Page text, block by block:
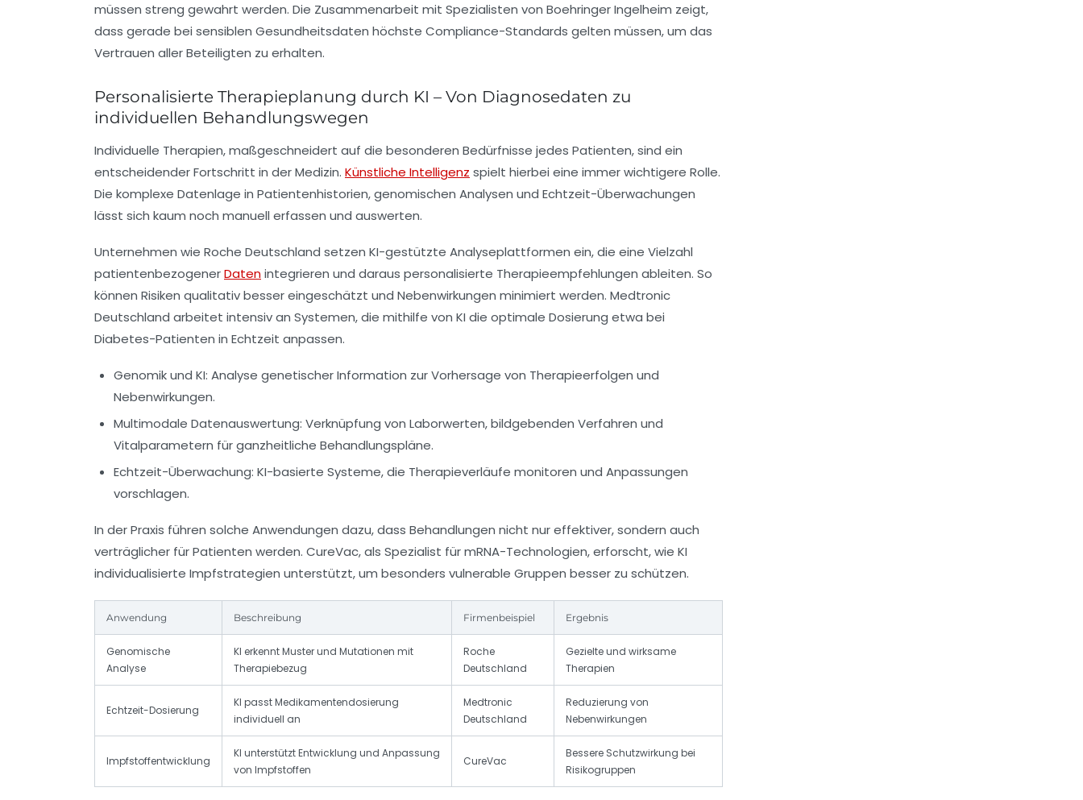
müssen streng gewahrt werden. Die Zusammenarbeit mit Spezialisten von Boehringer Ingelheim zeigt,
dass gerade bei sensiblen Gesundheitsdaten höchste Compliance-Standards gelten müssen, um das
Vertrauen aller Beteiligten zu erhalten.
Personalisierte Therapieplanung durch KI – Von Diagnosedaten zu
individuellen Behandlungswegen
Individuelle Therapien, maßgeschneidert auf die besonderen Bedürfnisse jedes Patienten, sind ein
entscheidender Fortschritt in der Medizin. Künstliche Intelligenz spielt hierbei eine immer wichtigere Rolle.
Die komplexe Datenlage in Patientenhistorien, genomischen Analysen und Echtzeit-Überwachungen
lässt sich kaum noch manuell erfassen und auswerten.
Unternehmen wie Roche Deutschland setzen KI-gestützte Analyseplattformen ein, die eine Vielzahl
patientenbezogenerDatenintegrieren und daraus personalisierte Therapieempfehlungen ableiten. So
können Risiken qualitativ besser eingeschätzt und Nebenwirkungen minimiert werden. Medtronic
Deutschland arbeitet intensiv an Systemen, die mithilfe von KI die optimale Dosierung etwa bei
Diabetes-Patienten in Echtzeit anpassen.
Genomik und KI: Analyse genetischer Information zur Vorhersage von Therapieerfolgen und
Nebenwirkungen.
Multimodale Datenauswertung: Verknüpfung von Laborwerten, bildgebenden Verfahren und
Vitalparametern für ganzheitliche Behandlungspläne.
Echtzeit-Überwachung: KI-basierte Systeme, die Therapieverläufe monitoren und Anpassungen
vorschlagen.
In der Praxis führen solche Anwendungen dazu, dass Behandlungen nicht nur effektiver, sondern auch
verträglicher für Patienten werden. CureVac, als Spezialist für mRNA-Technologien, erforscht, wie KI
individualisierte Impfstrategien unterstützt, um besonders vulnerable Gruppen besser zu schützen.
Anwendung Beschreibung Firmenbeispiel Ergebnis
Genomische
Analyse
KI erkennt Muster und Mutationen mit
Therapiebezug
Roche
Deutschland
Gezielte und wirksame
Therapien
Echtzeit-Dosierung
KI passt Medikamentendosierung
individuell an
Medtronic
Deutschland
Reduzierung von
Nebenwirkungen
Impfstoffentwicklung
KI unterstützt Entwicklung und Anpassung
von Impfstoffen
CureVac
Bessere Schutzwirkung bei
Risikogruppen